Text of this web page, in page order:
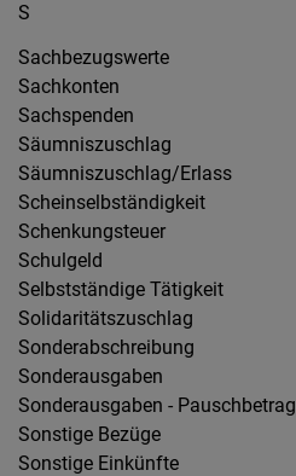
S
Sachbezugswerte
Sachkonten
Sachspenden
Säumniszuschlag
Säumniszuschlag/Erlass
Scheinselbständigkeit
Schenkungsteuer
Schulgeld
Selbstständige Tätigkeit
Solidaritätszuschlag
Sonderabschreibung
Sonderausgaben
Sonderausgaben - Pauschbetrag
Sonstige Bezüge
Sonstige Einkünfte